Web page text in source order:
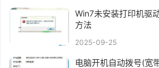
Win7未安装打印机驱
方法
2025-09-25
电脑开机自动拨号(宽